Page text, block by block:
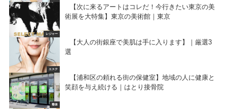
レジャー
【次に来るアートはコレだ！今行きたい東京の美
術展を大特集】東京の美術館｜東京
エステ
【大人の街銀座で美肌は手に入ります】｜厳選3
選
整体
【浦和区の頼れる街の保健室】地域の人に健康と
笑顔を与え続ける｜はとり接骨院